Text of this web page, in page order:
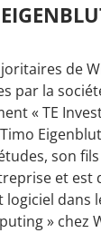
de
par la
« TE
son
et est
dans
» chez